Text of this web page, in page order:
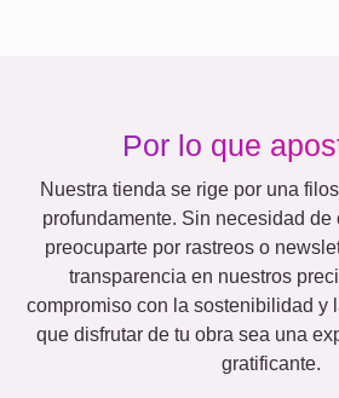
Abuela & Abuelo